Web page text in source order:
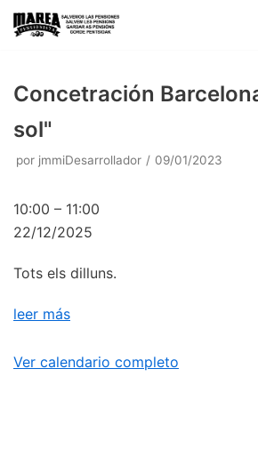
Saltar
Concetración
sol"
por jmmiDesarrollador 09/01/2023
10:00 – 11:00
22/12/2025
Tots els dilluns.
leer más
Ver calendario completo